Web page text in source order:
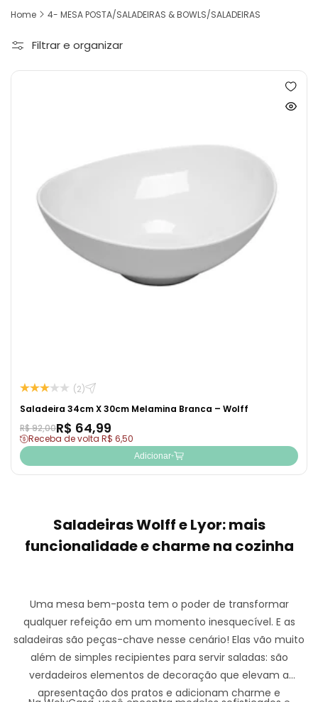
Home 4- MESA POSTA/SALADEIRAS & BOWLS/SALADEIRAS
Filtrar e organizar
à
lista
Ver
(2)
Saladeira 34cm X 30cm Melamina Branca – Wolff
R$ 92,00R$ 64,99
Receba de volta R$ 6,50
Adicionar
Saladeiras Wolff e Lyor: mais
funcionalidade e charme na cozinha
Uma mesa bem-posta tem o poder de transformar
qualquer refeição em um momento inesquecível. E as
saladeiras são peças-chave nesse cenário! Elas vão muito
além de simples recipientes para servir saladas: são
verdadeiros elementos de decoração que elevam a
apresentação dos pratos e adicionam charme e